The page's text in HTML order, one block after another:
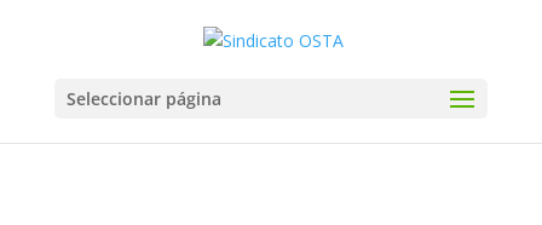
Seleccionar página